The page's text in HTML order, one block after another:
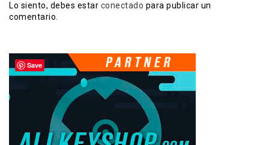
Lo siento, debes estar conectado para publicar un
comentario.
Save